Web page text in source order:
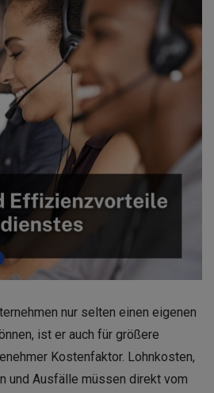
nur selten einen eigenen
ist er auch für größere
Kostenfaktor. Lohnkosten,
und Ausfälle müssen direkt vom